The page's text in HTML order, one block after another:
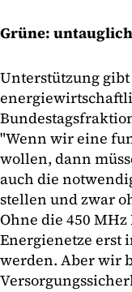
Grüne:
Unterstützung
"Wenn wir eine
wollen, dann
auch die
stellen und zwar
Ohne die 450
Energienetze erst
werden. Aber wir